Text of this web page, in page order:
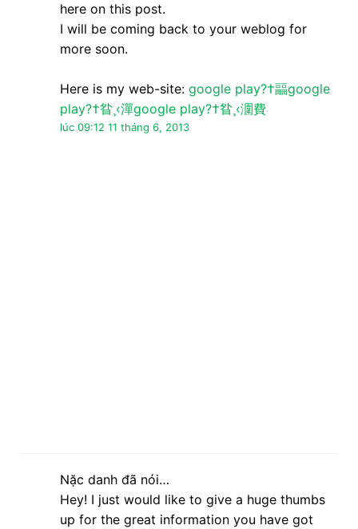
here on this post.
I will be coming back to your weblog for
more soon.
Here is my web-site: google play?†㽬google
play?†䀤¸‹潬google play?†䀤¸‹潿費
lúc 09:12 11 tháng 6, 2013
Nặc danh đã nói…
Hey! I just would like to give a huge thumbs
up for the great information you have got